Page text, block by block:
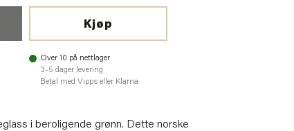
Kjøp
Over 10 på nettlager
3-5 dager levering
Betal med Vipps eller Klarna
i beroligende grønn. Dette norske